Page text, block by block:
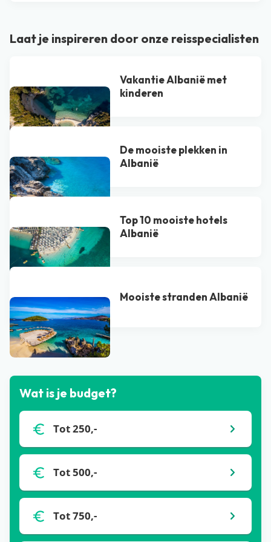
Laat je inspireren door onze reisspecialisten
Vakantie Albanië met
kinderen
De mooiste plekken in
Albanië
Top 10 mooiste hotels
Albanië
Mooiste stranden Albanië
Bekijk alle blogs
Wat is je budget?
Tot 250,-
Tot 500,-
Tot 750,-